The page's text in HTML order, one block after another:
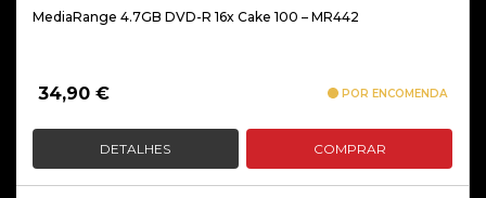
MediaRange 4.7GB DVD-R 16x Cake 100 – MR442
34,90 € POR ENCOMENDA
DETALHES COMPRAR